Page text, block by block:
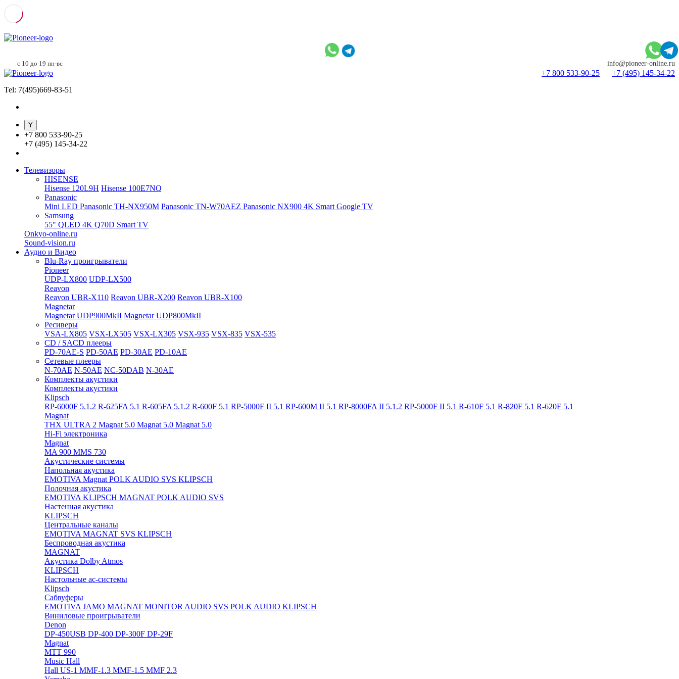
с 10 до 19 пн-вс info@pioneer-online.ru
+7 800 533-90-25
+7 (495) 145-34-22
Tel: 7(495)669-83-51
+7 800 533-90-25
+7 (495) 145-34-22
Телевизоры
HISENSE
Hisense 120L9H Hisense 100E7NQ
Panasonic
Mini LED Panasonic TH-NX950M Panasonic TN-W70AEZ Panasonic NX900 4K Smart Google TV
Samsung
55" QLED 4K Q70D Smart TV
Onkyo-online.ru
Sound-vision.ru
Аудио и Видео
Blu-Ray проигрыватели
Pioneer
UDP-LX800 UDP-LX500
Reavon
Reavon UBR-X110 Reavon UBR-X200 Reavon UBR-X100
Magnetar
Magnetar UDP900MkII Magnetar UDP800MkII
Ресиверы
VSA-LX805 VSX-LX505 VSX-LX305 VSX-935 VSX-835 VSX-535
CD / SACD плееры
PD-70AE-S PD-50AE PD-30AE PD-10AE
Сетевые плееры
N-70AE N-50AE NC-50DAB N-30AE
Комплекты акустики
Комплекты акустики
Klipsch
RP-6000F 5.1.2 R-625FA 5.1 R-605FA 5.1.2 R-600F 5.1 RP-5000F II 5.1 RP-600M II 5.1 RP-8000FA II 5.1.2 RP-5000F II 5.1 R-610F 5.1 R-820F 5.1 R-620F 5.1
Magnat
THX ULTRA 2 Magnat 5.0 Magnat 5.0 Magnat 5.0
Hi-Fi электроника
Magnat
MA 900 MMS 730
Акустические системы
Напольная акустика
EMOTIVA Magnat POLK AUDIO SVS KLIPSCH
Полочная акустика
EMOTIVA KLIPSCH MAGNAT POLK AUDIO SVS
Настенная акустика
KLIPSCH
Центральные каналы
EMOTIVA MAGNAT SVS KLIPSCH
Беспроводная акустика
MAGNAT
Акустика Dolby Atmos
KLIPSCH
Настольные ас-системы
Klipsch
Сабвуферы
EMOTIVA JAMO MAGNAT MONITOR AUDIO SVS POLK AUDIO KLIPSCH
Виниловые проигрыватели
Denon
DP-450USB DP-400 DP-300F DP-29F
Magnat
MTT 990
Music Hall
Hall US-1 MMF-1.3 MMF-1.5 MMF 2.3